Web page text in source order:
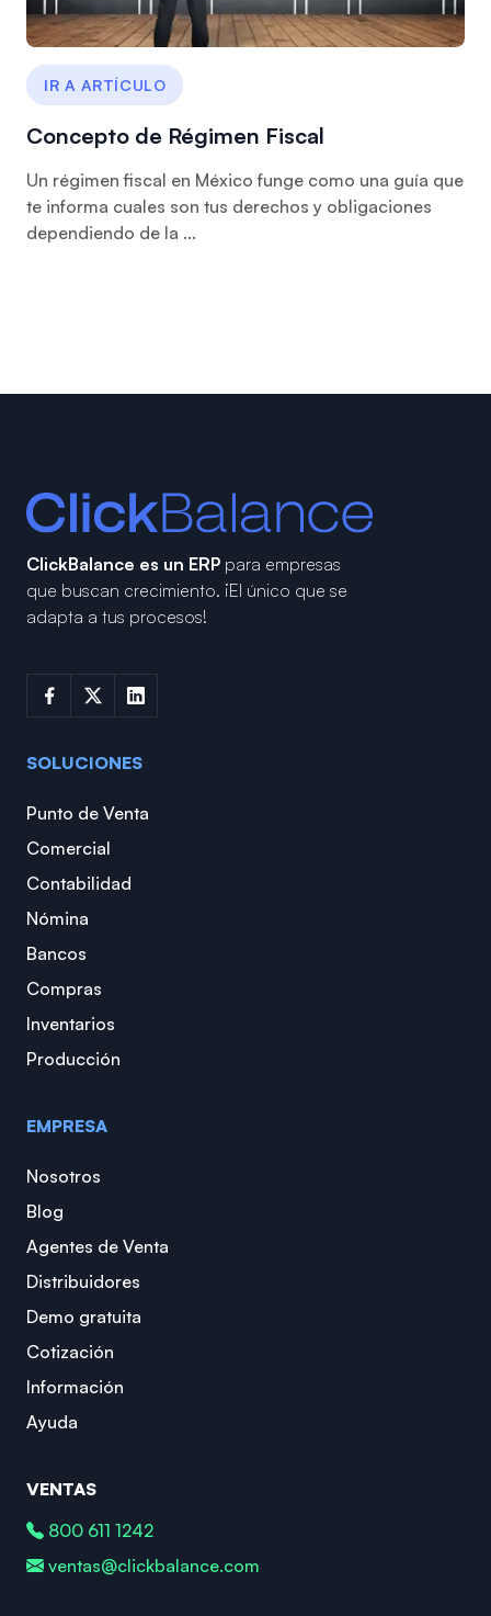
IR A ARTÍCULO
Concepto de Régimen Fiscal
Un régimen fiscal en México funge como una guía que
te informa cuales son tus derechos y obligaciones
dependiendo de la ...
ClickBalance es un ERP para empresas
que buscan crecimiento. ¡El único que se
adapta a tus procesos!
SOLUCIONES
Punto de Venta
Comercial
Contabilidad
Nómina
Bancos
Compras
Inventarios
Producción
EMPRESA
Nosotros
Blog
Agentes de Venta
Distribuidores
Demo gratuita
Cotización
Información
Ayuda
VENTAS
800 611 1242
ventas@clickbalance.com